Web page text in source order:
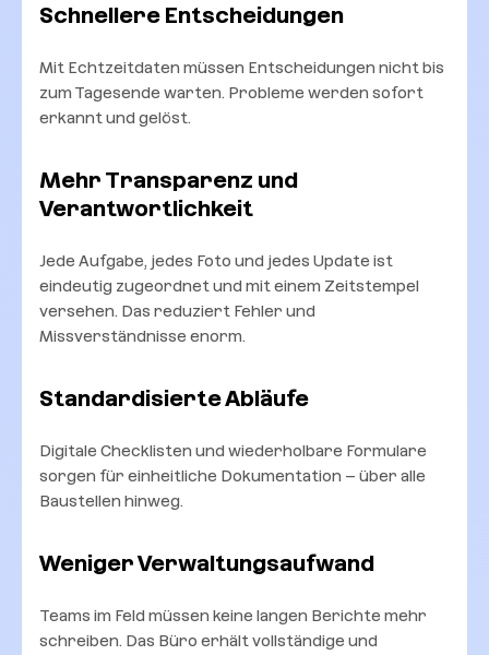
Schnellere Entscheidungen
Mit Echtzeitdaten müssen Entscheidungen nicht bis
zum Tagesende warten. Probleme werden sofort
erkannt und gelöst.
Mehr Transparenz und
Verantwortlichkeit
Jede Aufgabe, jedes Foto und jedes Update ist
eindeutig zugeordnet und mit einem Zeitstempel
versehen. Das reduziert Fehler und
Missverständnisse enorm.
Standardisierte Abläufe
Digitale Checklisten und wiederholbare Formulare
sorgen für einheitliche Dokumentation – über alle
Baustellen hinweg.
Weniger Verwaltungsaufwand
Teams im Feld müssen keine langen Berichte mehr
schreiben. Das Büro erhält vollständige und